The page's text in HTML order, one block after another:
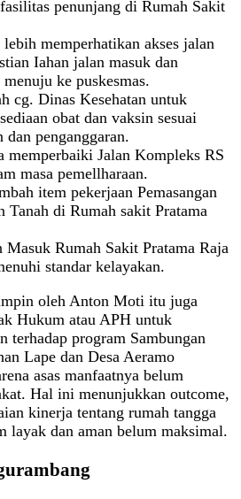
penunjang di Rumah Sakit
memperhatikan akses jalan
Iahan jalan masuk dan
ke puskesmas.
cg. Dinas Kesehatan untuk
obat dan vaksin sesuai
dan penganggaran.
memperbaiki Jalan Kompleks RS
masa pemellharaan.
item pekerjaan Pemasangan
Tanah di Rumah sakit Pratama
Masuk Rumah Sakit Pratama Raja
standar kelayakan.
oleh Anton Moti itu juga
Hukum atau APH untuk
terhadap program Sambungan
Lape dan Desa Aeramo
asas manfaatnya belum
Hal ini menunjukkan outcome,
kinerja tentang rumah tangga
layak dan aman belum maksimal.